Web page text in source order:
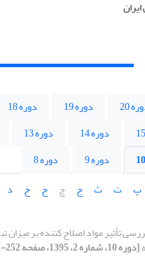
20 دوره 19 دوره 18
دوره 14 دوره 13
دوره 9
دوره 8
پ ت ث ج چ ح خ د
تأثیر مواد اصلاح کننده بر میزان
[دوره 10، شماره 2، 1395، صفحه 252-261]